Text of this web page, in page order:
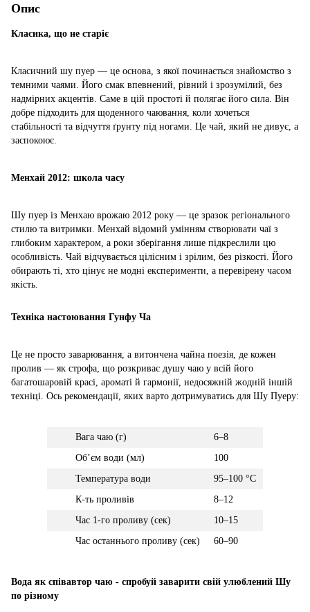
Опис
Класика, що не старіє
Класичний шу пуер — це основа, з якої починається знайомство з
темними чаями. Його смак впевнений, рівний і зрозумілий, без
надмірних акцентів. Саме в цій простоті й полягає його сила. Він
добре підходить для щоденного чаювання, коли хочеться
стабільності та відчуття ґрунту під ногами. Це чай, який не дивує, а
заспокоює.
Менхай 2012: школа часу
Шу пуер із Менхаю врожаю 2012 року — це зразок регіонального
стилю та витримки. Менхай відомий умінням створювати чаї з
глибоким характером, а роки зберігання лише підкреслили цю
особливість. Чай відчувається цілісним і зрілим, без різкості. Його
обирають ті, хто цінує не модні експерименти, а перевірену часом
якість.
Техніка настоювання Гунфу Ча
Це не просто заварювання, а витончена чайна поезія, де кожен
пролив — як строфа, що розкриває душу чаю у всій його
багатошаровій красі, ароматі й гармонії, недосяжній жодній іншій
техніці. Ось рекомендації, яких варто дотримуватись для Шу Пуеру:
Вага чаю (г)
6–8
Обʼєм води (мл)
100
Температура води
95–100 °C
К-ть проливів
8–12
Час 1-го проливу (сек)
10–15
Час останнього проливу (сек)
60–90
Вода як співавтор чаю - спробуй заварити свій улюблений Шу
по різному